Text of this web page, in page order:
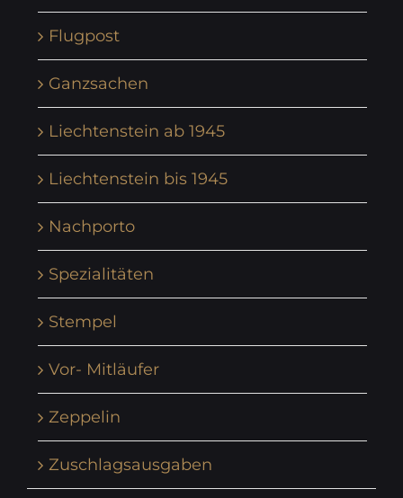
Flugpost
Ganzsachen
Liechtenstein ab 1945
Liechtenstein bis 1945
Nachporto
Spezialitäten
Stempel
Vor- Mitläufer
Zeppelin
Zuschlagsausgaben